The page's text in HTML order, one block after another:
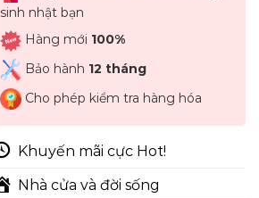
sinh nhật bạn
Hàng mới 100%
Bảo hành 12 tháng
Cho phép kiểm tra hàng hóa
Khuyến mãi cực Hot!
Nhà cửa và đời sống